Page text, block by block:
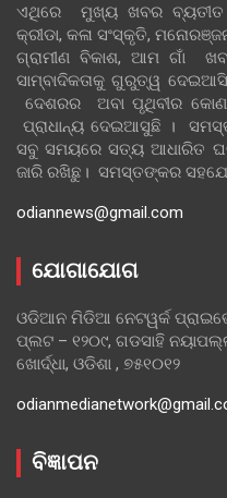
ଏଥିରେ ମୁଖ୍ୟ ଖବର ବ୍ୟତୀତ
କ୍ରୀଡା, କଳା ସଂସ୍କୃତି,
ଗ୍ରାମୀଣ ବିକାଶ, ଆମ
ସାମ୍ବାଦିକତାକୁ ଗୁରୁତ୍ୱ
ଦେଶରର ଅବା ପୃଥିବୀର
ପ୍ରାଧାନ୍ୟ ଦେଇଆସୁଛି ।
ସବୁ ସମୟରେ ସତ୍ୟ ଆଧାରିତ
ଜାରି ରଖିଛୁ। ସମସ୍ତଙ୍କର
odiannews@gmail.com
ଯୋଗାଯୋଗ
ଓଡିଆନ ମିଡିଆ ନେଟୱର୍କ
ପ୍ଲଟ – ୧୨୦୯, ଗଡସାହି
ଖୋର୍ଦ୍ଧା, ଓଡିଶା , ୭୫୧୦୧୨
ବିଜ୍ଞାପନ